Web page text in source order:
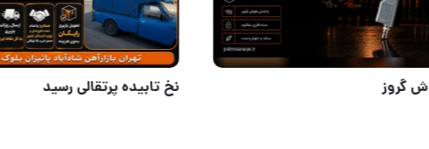
ضد آب و آفتاب باد پاش گروز